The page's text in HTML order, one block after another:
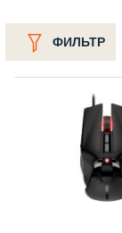
Телефон
ФИЛЬТР